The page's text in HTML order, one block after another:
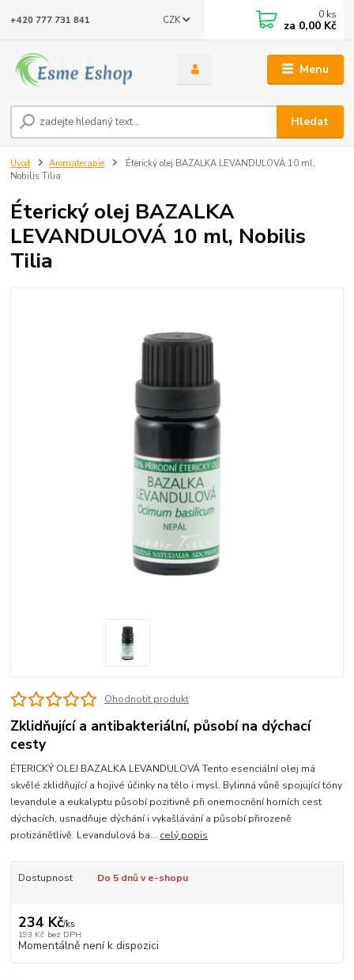
Menu
CZK
Hledat
+420 777 731 841 0 ks
za 0,00 Kč
Úvod Aromaterapie
Éterický olej BAZALKA LEVANDULOVÁ 10 ml,
Nobilis Tilia
Éterický olej BAZALKA
LEVANDULOVÁ 10 ml, Nobilis
Tilia
Ohodnotit produkt
Zklidňující a antibakteriální, působí na dýchací
cesty
ÉTERICKÝ OLEJ BAZALKA LEVANDULOVÁ Tento esenciální olej má
skvělé zklidňující a hojivé účinky na tělo i mysl. Bylinná vůně spojující tóny
levandule a eukalyptu působí pozitivně při onemocnění horních cest
dýchacích, usnadňuje dýchání i vykašlávání a působí přirozeně
protizánětlivě. Levandulová ba... celý popis
Dostupnost Do 5 dnů v e-shopu
234 Kč/ks
193 Kč bez DPH
Momentálně není k dispozici